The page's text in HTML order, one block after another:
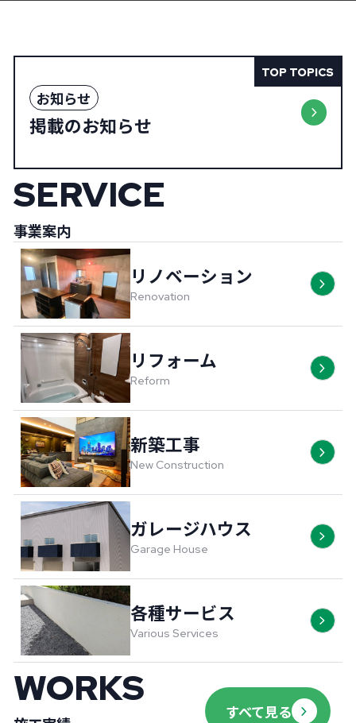
TOP TOPICS
お知らせ
掲載のお知らせ
SERVICE
事業案内
リノベーション
Renovation
リフォーム
Reform
新築工事
New Construction
ガレージハウス
Garage House
各種サービス
Various Services
WORKS
すべて見る その